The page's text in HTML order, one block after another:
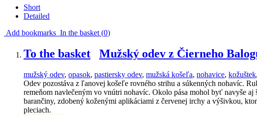
Short
Detailed
Add bookmarks In the basket (0)
To the basket Mužský odev z Čierneho
mužský odev, opasok, pastiersky odev, mužská košeľa, nohavice, kožuštek,
Odev pozostáva z ľanovej košeľe rovného strihu a súkenných nohavíc.
remeňom navlečeným vo vnútri nohavíc. Okolo pása mohol byť navyše
barančiny, zdobený koženými aplikáciami z červenej irchy a výšivkou,
pleciach.